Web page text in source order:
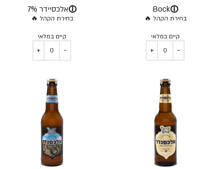
Bockⓘ
בחירת הקהל 🔥
קיים במלאי
אלכסיידר 7%ⓘ
בחירת הקהל 🔥
קיים במלאי